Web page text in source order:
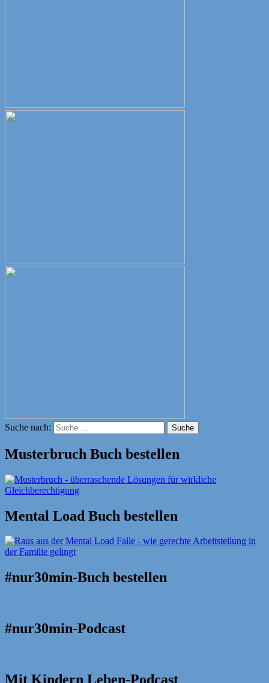
Suche nach: Suche
Musterbruch Buch bestellen
Mental Load Buch bestellen
#nur30min-Buch bestellen
#nur30min-Podcast
Mit Kindern Leben-Podcast